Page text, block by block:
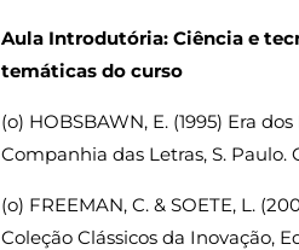
Aula Introdutória: Ciência e
temáticas do curso
(o) HOBSBAWN, E. (1995) Era
Companhia das Letras, S. Paulo.
(o) FREEMAN, C. & SOETE, L.
Coleção Clássicos da Inovação,